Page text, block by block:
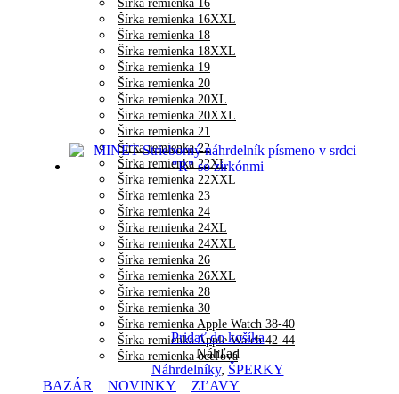
Šírka remienka 16
Šírka remienka 16XXL
Šírka remienka 18
Šírka remienka 18XXL
Šírka remienka 19
Šírka remienka 20
Šírka remienka 20XL
Šírka remienka 20XXL
Šírka remienka 21
Šírka remienka 22
Šírka remienka 22XL
Šírka remienka 22XXL
Šírka remienka 23
Šírka remienka 24
Šírka remienka 24XL
Šírka remienka 24XXL
Šírka remienka 26
Šírka remienka 26XXL
Šírka remienka 28
Šírka remienka 30
Šírka remienka Apple Watch 38-40
Šírka remienka Apple Watch 42-44
Šírka remienka oceľová
BAZÁR NOVINKY ZĽAVY
Pridať do košíka
Náhľad
Náhrdelníky, ŠPERKY